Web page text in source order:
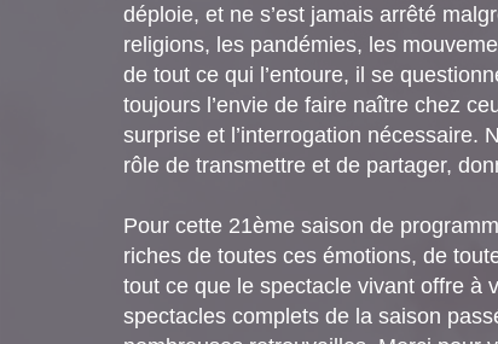
déploie, et ne s’est jamais arrêté
religions, les pandémies, les
de tout ce qui l’entoure, il se
toujours l’envie de faire naître chez
surprise et l’interrogation nécessaire.
rôle de transmettre et de partager,
Pour cette 21ème saison de
riches de toutes ces émotions, de
tout ce que le spectacle vivant offre à
spectacles complets de la saison